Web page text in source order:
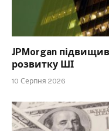
JPMorgan
розвитку ШІ
10 Серпня 2026